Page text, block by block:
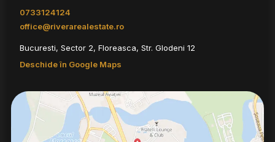
0733124124
office@riverarealestate.ro
Bucuresti, Sector 2, Floreasca, Str. Glodeni 12
Deschide în Google Maps